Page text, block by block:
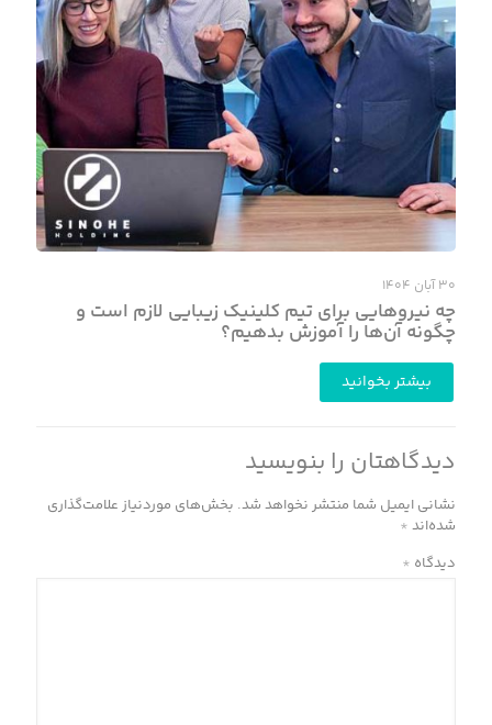
۳۰ آبان ۱۴۰۴
چه نیروهایی برای تیم کلینیک زیبایی لازم است و
چگونه آن‌ها را آموزش بدهیم؟
بیشتر بخوانید
دیدگاهتان را بنویسید
نشانی ایمیل شما منتشر نخواهد شد. بخش‌های موردنیاز علامت‌گذاری
شده‌اند *
دیدگاه *